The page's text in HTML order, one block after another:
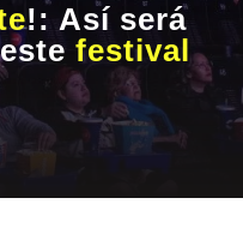
!: Así será
festival